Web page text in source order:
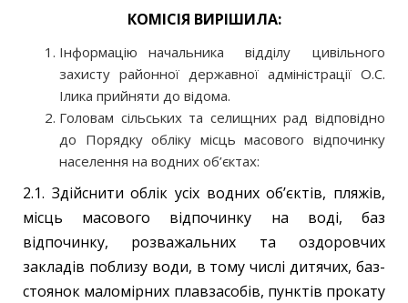
КОМІСІЯ ВИРІШИЛА:
Інформацію начальника відділу цивільного
захисту районної державної адміністрації О.С.
Ілика прийняти до відома.
Головам сільських та селищних рад відповідно
до Порядку обліку місць масового відпочинку
населення на водних об’єктах:
2.1. Здійснити облік усіх водних об’єктів, пляжів,
місць масового відпочинку на воді, баз
відпочинку, розважальних та оздоровчих
закладів поблизу води, в тому числі дитячих, баз-
стоянок маломірних плавзасобів, пунктів прокату